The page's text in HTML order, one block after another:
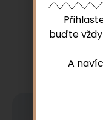
Barvivo
buďte
A